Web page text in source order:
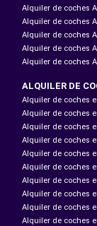
Alquiler de coches
Alquiler de coches
Alquiler de coches
Alquiler de coches
Alquiler de coches
ALQUILER DE
Alquiler de coches
Alquiler de coches
Alquiler de coches
Alquiler de coches
Alquiler de coches
Alquiler de coches
Alquiler de coches
Alquiler de coches
Alquiler de coches
Alquiler de coches